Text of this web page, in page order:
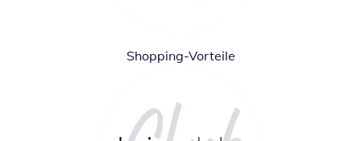
Shopping-Vorteile